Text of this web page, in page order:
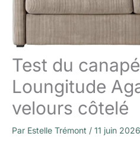
Test du
Loungitude
velours côtelé
Par Estelle Trémont / 11 juin 2026